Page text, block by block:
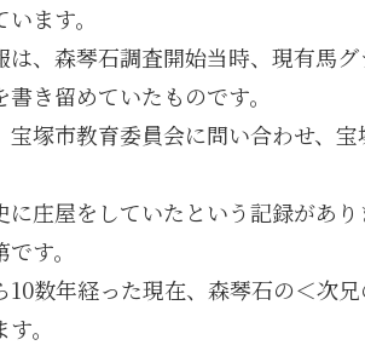
ます。
、森琴石調査開始当時、現有馬
書き留めていたものです。
塚市教育委員会に問い合わせ、
に庄屋をしていたという記録があ
す。
数年経った現在、森琴石の＜次
。